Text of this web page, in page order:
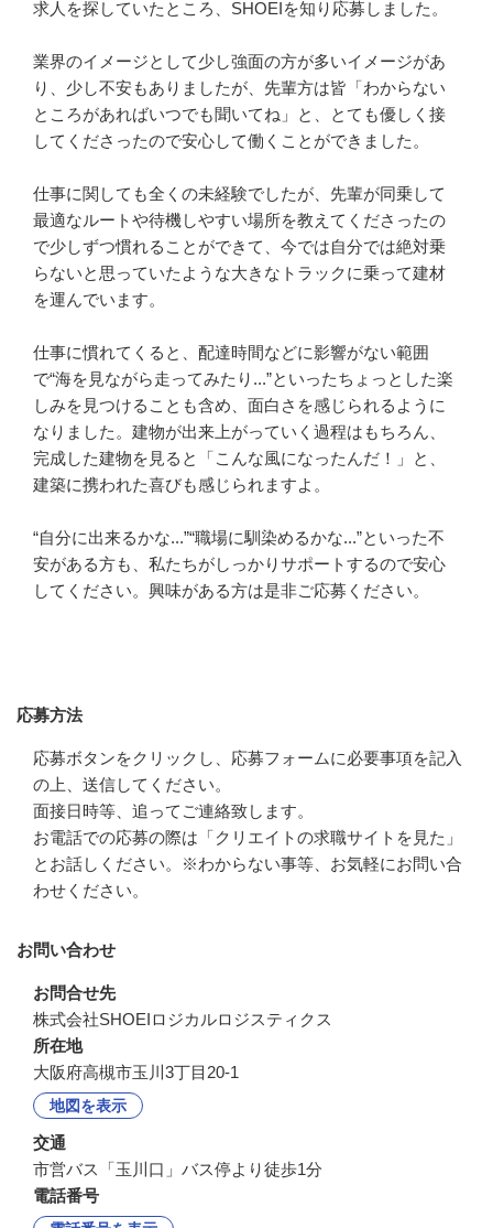
求人を探していたところ、SHOEIを知り応募しました。
業界のイメージとして少し強面の方が多いイメージがあ
り、少し不安もありましたが、先輩方は皆「わからない
ところがあればいつでも聞いてね」と、とても優しく接
してくださったので安心して働くことができました。
仕事に関しても全くの未経験でしたが、先輩が同乗して
最適なルートや待機しやすい場所を教えてくださったの
で少しずつ慣れることができて、今では自分では絶対乗
らないと思っていたような大きなトラックに乗って建材
を運んでいます。
仕事に慣れてくると、配達時間などに影響がない範囲
で“海を見ながら走ってみたり...”といったちょっとした楽
しみを見つけることも含め、面白さを感じられるように
なりました。建物が出来上がっていく過程はもちろん、
完成した建物を見ると「こんな風になったんだ！」と、
建築に携われた喜びも感じられますよ。
“自分に出来るかな...”“職場に馴染めるかな...”といった不
安がある方も、私たちがしっかりサポートするので安心
してください。興味がある方は是非ご応募ください。
応募方法
応募ボタンをクリックし、応募フォームに必要事項を記入
の上、送信してください。
面接日時等、追ってご連絡致します。
お電話での応募の際は「クリエイトの求職サイトを見た」
とお話しください。※わからない事等、お気軽にお問い合
わせください。
お問い合わせ
お問合せ先
株式会社SHOEIロジカルロジスティクス
所在地
大阪府高槻市玉川3丁目20-1
地図を表示
交通
市営バス「玉川口」バス停より徒歩1分
電話番号